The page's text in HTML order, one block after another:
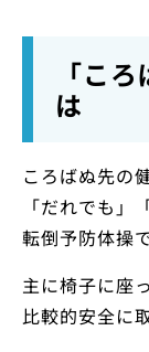
「こ
は
ころばぬ先の
「だれでも
転倒予防体操で
主に椅子に座
比較的安全に